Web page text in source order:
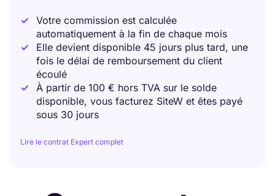
Votre commission est calculée
automatiquement à la fin de chaque mois
Elle devient disponible 45 jours plus tard, une
fois le délai de remboursement du client
écoulé
À partir de 100 € hors TVA sur le solde
disponible, vous facturez SiteW et êtes payé
sous 30 jours
Lire le contrat Expert complet